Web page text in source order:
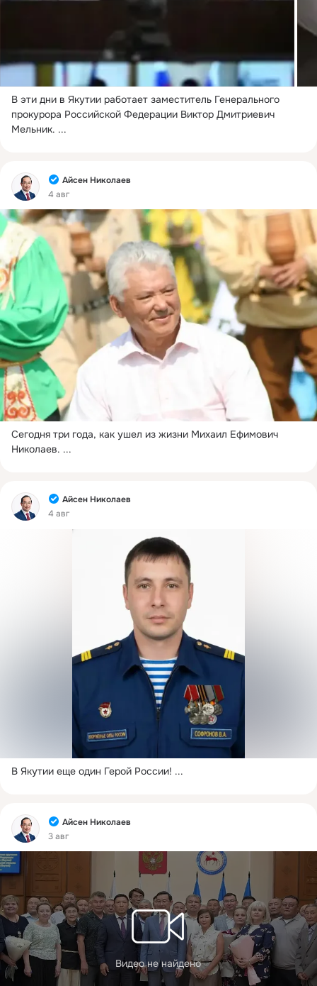
В эти дни в Якутии работает заместитель Генерального
прокурора Российской Федерации Виктор Дмитриевич
Мельник. ...
Фид
Айсен Николаев
4 авг
Сегодня три года, как ушел из жизни Михаил Ефимович
Николаев. ...
Фид
Айсен Николаев
4 авг
В Якутии еще один Герой России! ...
Фид
Айсен Николаев
3 авг
Видео не найдено